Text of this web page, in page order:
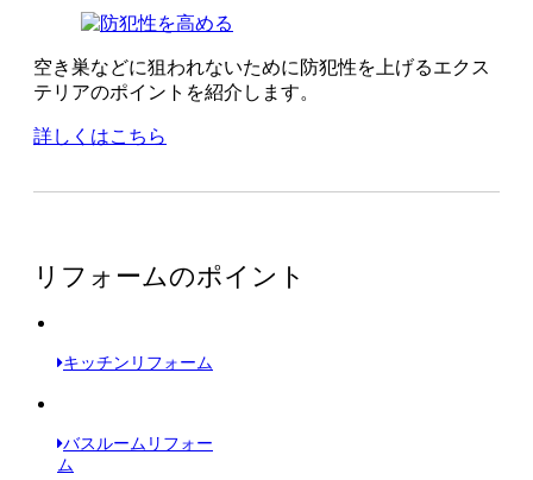
空き巣などに狙われないために防犯性を上げるエクス
テリアのポイントを紹介します。
詳しくはこちら
リフォームのポイント
キッチンリフォーム
バスルームリフォー
ム